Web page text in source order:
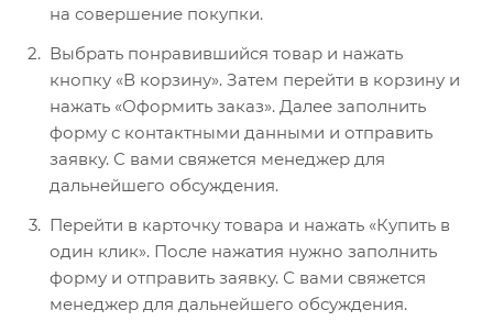
на совершение покупки.
Выбрать понравившийся товар и нажать
кнопку «В корзину». Затем перейти в корзину и
нажать «Оформить заказ». Далее заполнить
форму с контактными данными и отправить
заявку. С вами свяжется менеджер для
дальнейшего обсуждения.
Перейти в карточку товара и нажать «Купить в
один клик». После нажатия нужно заполнить
форму и отправить заявку. С вами свяжется
менеджер для дальнейшего обсуждения.